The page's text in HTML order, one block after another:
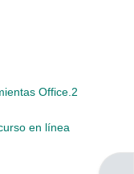
cursos
2
Office.2
en línea
2